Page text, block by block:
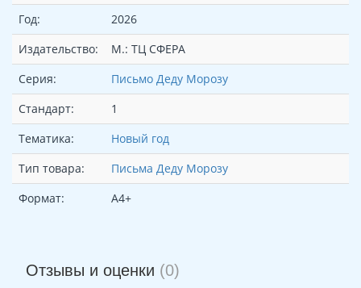
Год:
2026
Издательство:
М.: ТЦ СФЕРА
Серия:
Письмо Деду Морозу
Стандарт:
1
Тематика:
Новый год
Тип товара:
Письма Деду Морозу
Формат:
А4+
Отзывы и оценки (0)